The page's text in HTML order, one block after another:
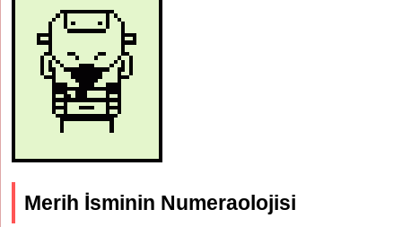
Merih İsminin Numeraolojisi